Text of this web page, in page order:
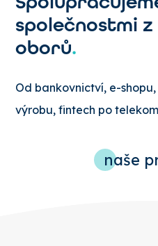
společnostmi
oborů.
Od bankovnictví, e-
výrobu, fintech po
naše